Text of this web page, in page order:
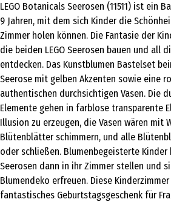
LEGO Botanicals Seerosen (11511) ist ein
9 Jahren, mit dem sich Kinder die
Zimmer holen können. Die Fantasie der
die beiden LEGO Seerosen bauen und all
entdecken. Das Kunstblumen Bastelset
Seerose mit gelben Akzenten sowie eine
authentischen durchsichtigen Vasen. Die
Elemente gehen in farblose transparente
Illusion zu erzeugen, die Vasen wären mit
Blütenblätter schimmern, und alle
oder schließen. Blumenbegeisterte
Seerosen dann in ihr Zimmer stellen und
Blumendeko erfreuen. Diese
fantastisches Geburtstagsgeschenk für